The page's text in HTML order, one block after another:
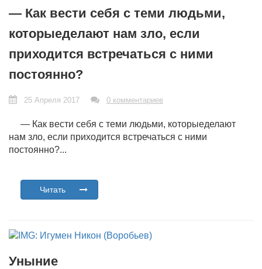
— Как вести себя с теми людьми,
которыеделают нам зло, если
приходится встречаться с ними
постоянно?
25 Апреля 2017 0 комментариев
— Как вести себя с теми людьми, которыеделают
нам зло, если приходится встречаться с ними
постоянно?...
Читать
Уныние